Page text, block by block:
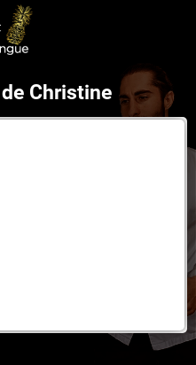
Christine